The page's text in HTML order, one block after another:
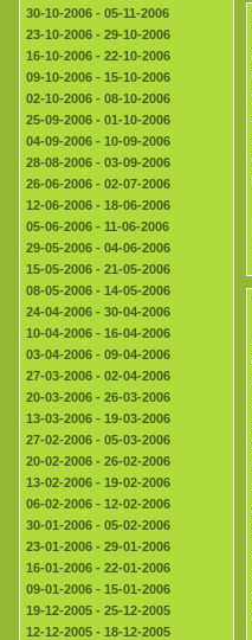
30-10-2006 - 05-11-2006
23-10-2006 - 29-10-2006
16-10-2006 - 22-10-2006
09-10-2006 - 15-10-2006
02-10-2006 - 08-10-2006
25-09-2006 - 01-10-2006
04-09-2006 - 10-09-2006
28-08-2006 - 03-09-2006
26-06-2006 - 02-07-2006
12-06-2006 - 18-06-2006
05-06-2006 - 11-06-2006
29-05-2006 - 04-06-2006
15-05-2006 - 21-05-2006
08-05-2006 - 14-05-2006
24-04-2006 - 30-04-2006
10-04-2006 - 16-04-2006
03-04-2006 - 09-04-2006
27-03-2006 - 02-04-2006
20-03-2006 - 26-03-2006
13-03-2006 - 19-03-2006
27-02-2006 - 05-03-2006
20-02-2006 - 26-02-2006
13-02-2006 - 19-02-2006
06-02-2006 - 12-02-2006
30-01-2006 - 05-02-2006
23-01-2006 - 29-01-2006
16-01-2006 - 22-01-2006
09-01-2006 - 15-01-2006
19-12-2005 - 25-12-2005
12-12-2005 - 18-12-2005